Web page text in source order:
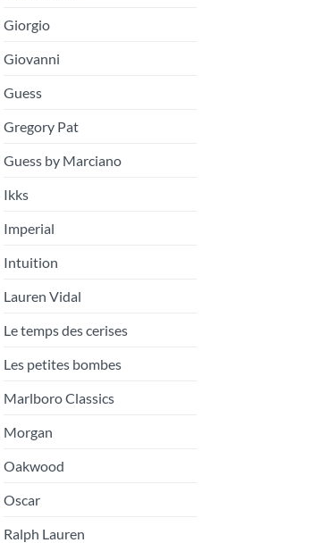
Giorgio
Giovanni
Guess
Gregory Pat
Guess by Marciano
Ikks
Imperial
Intuition
Lauren Vidal
Le temps des cerises
Les petites bombes
Marlboro Classics
Morgan
Oakwood
Oscar
Ralph Lauren